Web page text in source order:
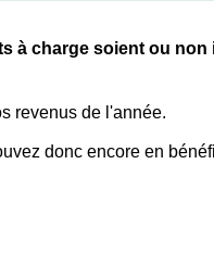
à charge soient ou non
revenus de l'année.
donc encore en